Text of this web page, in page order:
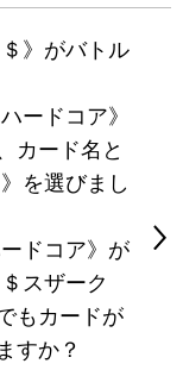
》がバトル
ードコア》
カード名と
を選びまし
ドコア》が
スザーク
もカードが
すか？